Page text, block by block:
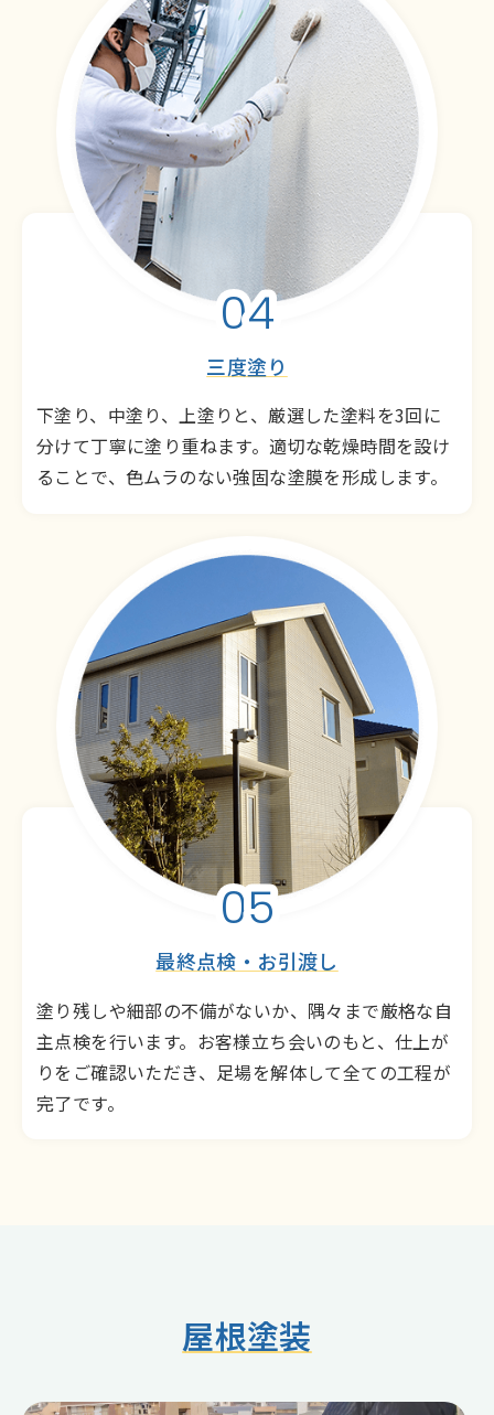
04
三度塗り
下塗り、中塗り、上塗りと、厳選した塗料を3回に
分けて丁寧に塗り重ねます。適切な乾燥時間を設け
ることで、色ムラのない強固な塗膜を形成します。
05
最終点検・お引渡し
塗り残しや細部の不備がないか、隅々まで厳格な自
主点検を行います。お客様立ち会いのもと、仕上が
りをご確認いただき、足場を解体して全ての工程が
完了です。
屋根塗装